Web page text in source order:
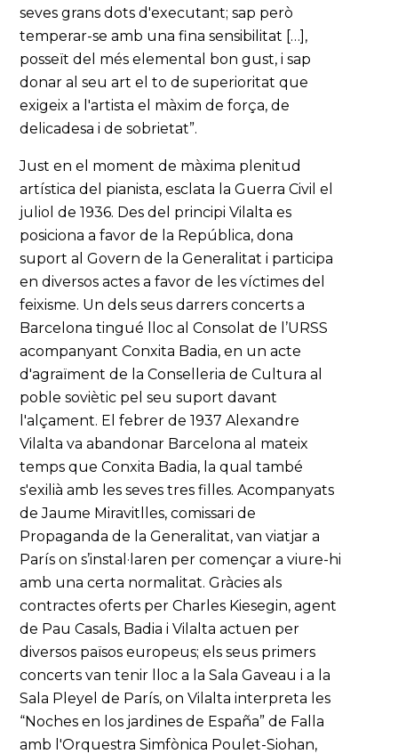
seves grans dots d'executant; sap però
temperar-se amb una fina sensibilitat […],
posseït del més elemental bon gust, i sap
donar al seu art el to de superioritat que
exigeix a l'artista el màxim de força, de
delicadesa i de sobrietat”.
Just en el moment de màxima plenitud
artística del pianista, esclata la Guerra Civil el
juliol de 1936. Des del principi Vilalta es
posiciona a favor de la República, dona
suport al Govern de la Generalitat i participa
en diversos actes a favor de les víctimes del
feixisme. Un dels seus darrers concerts a
Barcelona tingué lloc al Consolat de l’URSS
acompanyant Conxita Badia, en un acte
d'agraïment de la Conselleria de Cultura al
poble soviètic pel seu suport davant
l'alçament. El febrer de 1937 Alexandre
Vilalta va abandonar Barcelona al mateix
temps que Conxita Badia, la qual també
s'exilià amb les seves tres filles. Acompanyats
de Jaume Miravitlles, comissari de
Propaganda de la Generalitat, van viatjar a
París on s’instal·laren per començar a viure-hi
amb una certa normalitat. Gràcies als
contractes oferts per Charles Kiesegin, agent
de Pau Casals, Badia i Vilalta actuen per
diversos països europeus; els seus primers
concerts van tenir lloc a la Sala Gaveau i a la
Sala Pleyel de París, on Vilalta interpreta les
“Noches en los jardines de España” de Falla
amb l'Orquestra Simfònica Poulet-Siohan,